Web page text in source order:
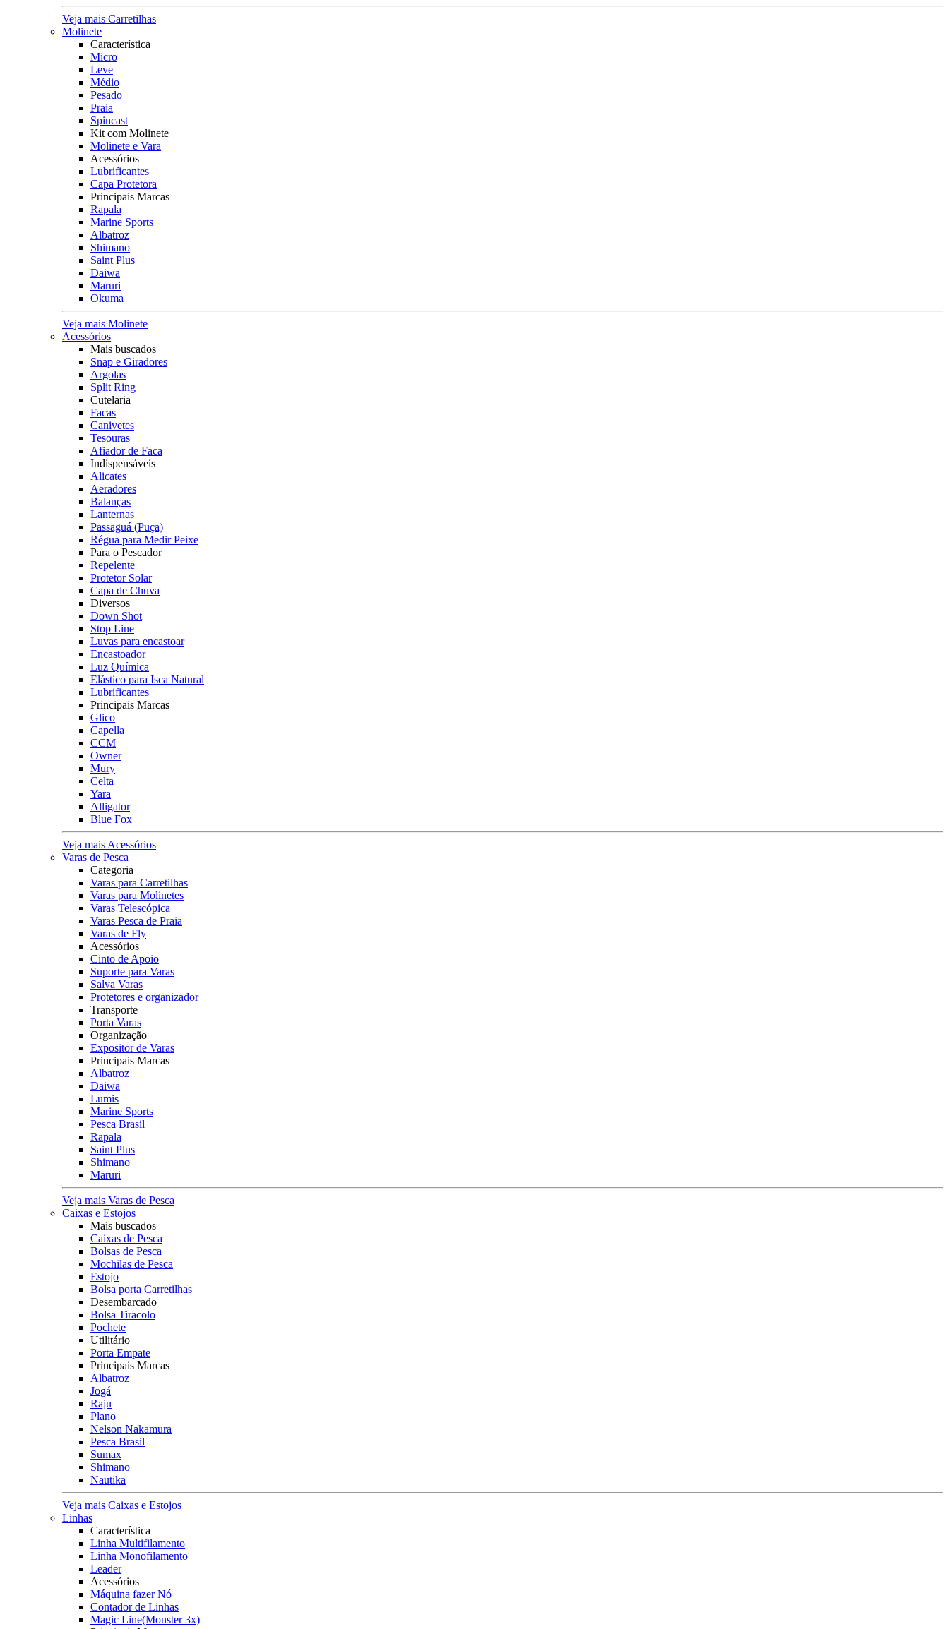
Veja mais Carretilhas
Molinete
Característica
Micro
Leve
Médio
Pesado
Praia
Spincast
Kit com Molinete
Molinete e Vara
Acessórios
Lubrificantes
Capa Protetora
Principais Marcas
Rapala
Marine Sports
Albatroz
Shimano
Saint Plus
Daiwa
Maruri
Okuma
Veja mais Molinete
Acessórios
Mais buscados
Snap e Giradores
Argolas
Split Ring
Cutelaria
Facas
Canivetes
Tesouras
Afiador de Faca
Indispensáveis
Alicates
Aeradores
Balanças
Lanternas
Passaguá (Puça)
Régua para Medir Peixe
Para o Pescador
Repelente
Protetor Solar
Capa de Chuva
Diversos
Down Shot
Stop Line
Luvas para encastoar
Encastoador
Luz Química
Elástico para Isca Natural
Lubrificantes
Principais Marcas
Glico
Capella
CCM
Owner
Mury
Celta
Yara
Alligator
Blue Fox
Veja mais Acessórios
Varas de Pesca
Categoria
Varas para Carretilhas
Varas para Molinetes
Varas Telescópica
Varas Pesca de Praia
Varas de Fly
Acessórios
Cinto de Apoio
Suporte para Varas
Salva Varas
Protetores e organizador
Transporte
Porta Varas
Organização
Expositor de Varas
Principais Marcas
Albatroz
Daiwa
Lumis
Marine Sports
Pesca Brasil
Rapala
Saint Plus
Shimano
Maruri
Veja mais Varas de Pesca
Caixas e Estojos
Mais buscados
Caixas de Pesca
Bolsas de Pesca
Mochilas de Pesca
Estojo
Bolsa porta Carretilhas
Desembarcado
Bolsa Tiracolo
Pochete
Utilitário
Porta Empate
Principais Marcas
Albatroz
Jogá
Raju
Plano
Nelson Nakamura
Pesca Brasil
Sumax
Shimano
Nautika
Veja mais Caixas e Estojos
Linhas
Característica
Linha Multifilamento
Linha Monofilamento
Leader
Acessórios
Máquina fazer Nó
Contador de Linhas
Magic Line(Monster 3x)